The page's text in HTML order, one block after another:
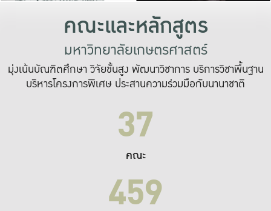
คณะและหลักสูตร
มหาวิทยาลัยเกษตรศาสตร์
มุ่งเน้นบัณฑิตศึกษา วิจัยขั้นสูง พัฒนาวิชาการ บริการวิชาพื้นฐาน
บริหารโครงการพิเศษ ประสานความร่วมมือกับนานาชาติ
37
คณะ
459